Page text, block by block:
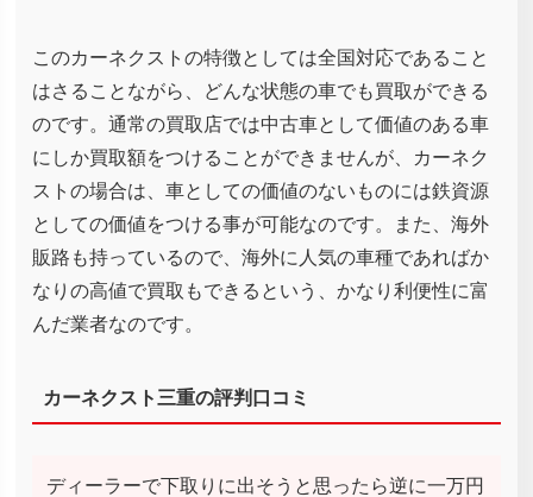
このカーネクストの特徴としては全国対応であること
はさることながら、どんな状態の車でも買取ができる
のです。通常の買取店では中古車として価値のある車
にしか買取額をつけることができませんが、カーネク
ストの場合は、車としての価値のないものには鉄資源
としての価値をつける事が可能なのです。また、海外
販路も持っているので、海外に人気の車種であればか
なりの高値で買取もできるという、かなり利便性に富
んだ業者なのです。
カーネクスト三重の評判口コミ
ディーラーで下取りに出そうと思ったら逆に一万円